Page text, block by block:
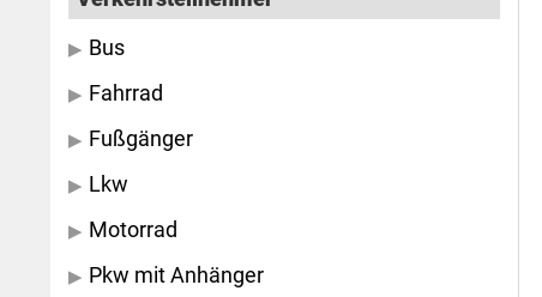
Bus
Fahrrad
Fußgänger
Lkw
Motorrad
Pkw mit Anhänger